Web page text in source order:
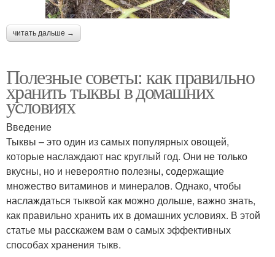
читать дальше →
Полезные советы: как правильно
хранить тыквы в домашних
условиях
Введение
Тыквы – это один из самых популярных овощей,
которые наслаждают нас круглый год. Они не только
вкусны, но и невероятно полезны, содержащие
множество витаминов и минералов. Однако, чтобы
наслаждаться тыквой как можно дольше, важно знать,
как правильно хранить их в домашних условиях. В этой
статье мы расскажем вам о самых эффективных
способах хранения тыкв.